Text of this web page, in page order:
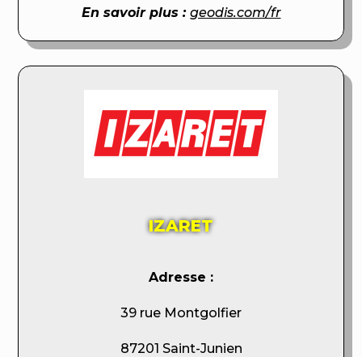
En savoir plus : geodis.com/fr
IZARET
Adresse :
39 rue Montgolfier
87201 Saint-Junien